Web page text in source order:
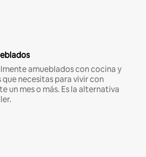
amueblados con cocina y
necesitas para vivir con
un mes o más. Es la alternativa